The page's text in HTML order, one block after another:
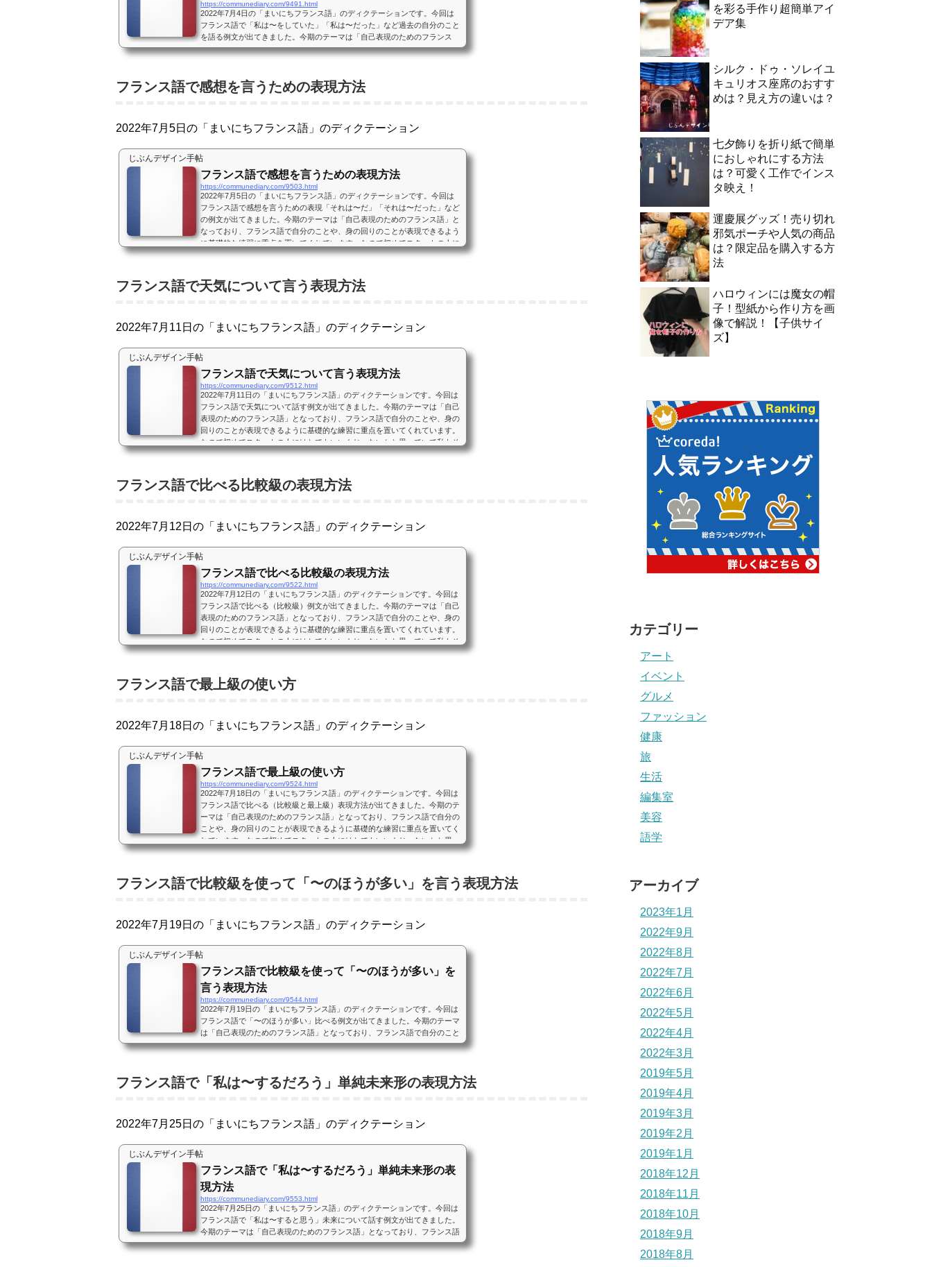
https://communediary.com/9491.html
2022年7月4日の「まいにちフランス語」のディクテーションです。今回は
フランス語で「私は〜をしていた」「私は〜だった」など過去の自分のこと
を語る例文が出てきました。今期のテーマは「自己表現のためのフランス
語」となっており、フランス語で自分のことや、身の回りのことが表現でき
NHK語学ラジオ講座「まいにちフランス語」を聴きながらヒアリング、シャ
ドーイング、ディクテーショ...
フランス語で感想を言うための表現方法
2022年7月5日の「まいにちフランス語」のディクテーション
じぶんデザイン手帖
フランス語で感想を言うための表現方法
https://communediary.com/9503.html
2022年7月5日の「まいにちフランス語」のディクテーションです。今回は
フランス語で感想を言うための表現「それは〜だ」「それは〜だった」など
の例文が出てきました。今期のテーマは「自己表現のためのフランス語」と
なっており、フランス語で自分のことや、身の回りのことが表現できるよう
に基礎的な練習に重点を置いてくれています。なので初めてスタートの人に
はとてもいいんじゃないかと思っていて私もその一人です。4月からNHK語
ング、ディクテーションを...
フランス語で天気について言う表現方法
2022年7月11日の「まいにちフランス語」のディクテーション
じぶんデザイン手帖
フランス語で天気について言う表現方法
https://communediary.com/9512.html
2022年7月11日の「まいにちフランス語」のディクテーションです。今回は
フランス語で天気について話す例文が出てきました。今期のテーマは「自己
表現のためのフランス語」となっており、フランス語で自分のことや、身の
回りのことが表現できるように基礎的な練習に重点を置いてくれています。
なので初めてスタートの人にはとてもいいんじゃないかと思っていて私もそ
の一人です。4月からNHK語学ラジオ講座「まいにちフランス語」を聴きな
ンス語で天気について言う...
フランス語で比べる比較級の表現方法
2022年7月12日の「まいにちフランス語」のディクテーション
じぶんデザイン手帖
フランス語で比べる比較級の表現方法
https://communediary.com/9522.html
2022年7月12日の「まいにちフランス語」のディクテーションです。今回は
フランス語で比べる（比較級）例文が出てきました。今期のテーマは「自己
表現のためのフランス語」となっており、フランス語で自分のことや、身の
回りのことが表現できるように基礎的な練習に重点を置いてくれています。
なので初めてスタートの人にはとてもいいんじゃないかと思っていて私もそ
の一人です。4月からNHK語学ラジオ講座「まいにちフランス語」を聴きな
ンス語で比較の表現〜より...
フランス語で最上級の使い方
2022年7月18日の「まいにちフランス語」のディクテーション
じぶんデザイン手帖
フランス語で最上級の使い方
https://communediary.com/9524.html
2022年7月18日の「まいにちフランス語」のディクテーションです。今回は
フランス語で比べる（比較級と最上級）表現方法が出てきました。今期のテ
ーマは「自己表現のためのフランス語」となっており、フランス語で自分の
ことや、身の回りのことが表現できるように基礎的な練習に重点を置いてく
れています。なので初めてスタートの人にはとてもいいんじゃないかと思っ
ていて私もその一人です。4月からNHK語学ラジオ講座「まいにちフランス
います。フランス語で最上...
フランス語で比較級を使って「〜のほうが多い」を言う表現方法
2022年7月19日の「まいにちフランス語」のディクテーション
じぶんデザイン手帖
フランス語で比較級を使って「〜のほうが多い」を
言う表現方法
https://communediary.com/9544.html
2022年7月19日の「まいにちフランス語」のディクテーションです。今回は
フランス語で「〜のほうが多い」比べる例文が出てきました。今期のテーマ
は「自己表現のためのフランス語」となっており、フランス語で自分のこと
や、身の回りのことが表現できるように基礎的な練習に重点を置いてくれて
を聴きながらヒアリング、シャドーイング、ディクテーションを行っていま
す。フランス語で比較級を...
フランス語で「私は〜するだろう」単純未来形の表現方法
2022年7月25日の「まいにちフランス語」のディクテーション
じぶんデザイン手帖
フランス語で「私は〜するだろう」単純未来形の表
現方法
https://communediary.com/9553.html
2022年7月25日の「まいにちフランス語」のディクテーションです。今回は
フランス語で「私は〜すると思う」未来について話す例文が出てきました。
今期のテーマは「自己表現のためのフランス語」となっており、フランス語
で自分のことや、身の回りのことが表現できるように基礎的な練習に重点を
を彩る手作り超簡単アイ
デア集
シルク・ドゥ・ソレイユ
キュリオス座席のおすす
めは？見え方の違いは？
七夕飾りを折り紙で簡単
におしゃれにする方法
は？可愛く工作でインス
タ映え！
運慶展グッズ！売り切れ
邪気ポーチや人気の商品
は？限定品を購入する方
法
ハロウィンには魔女の帽
子！型紙から作り方を画
像で解説！【子供サイ
ズ】
カテゴリー
アート
イベント
グルメ
ファッション
健康
旅
生活
編集室
美容
語学
アーカイブ
2023年1月
2022年9月
2022年8月
2022年7月
2022年6月
2022年5月
2022年4月
2022年3月
2019年5月
2019年4月
2019年3月
2019年2月
2019年1月
2018年12月
2018年11月
2018年10月
2018年9月
2018年8月